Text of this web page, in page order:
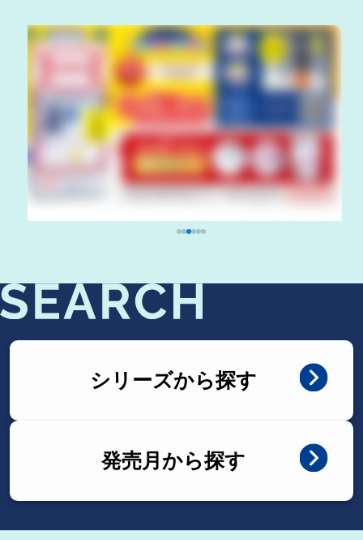
シリーズから探す
発売月から探す